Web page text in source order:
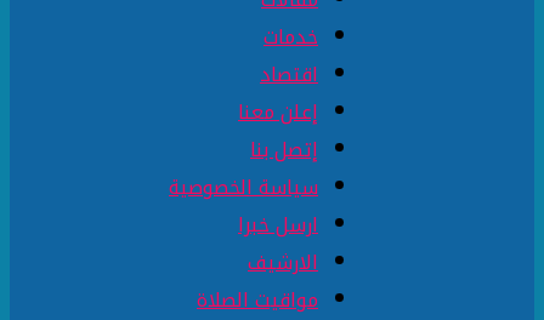
خدمات
اقتصاد
إعلن معنا
إتصل بنا
سياسة الخصوصية
ارسل خبرا
الارشيف
مواقيت الصلاة